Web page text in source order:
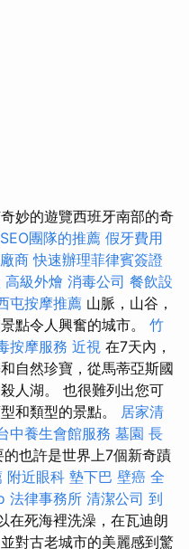
妙的遊覽西班牙南部的奇
團隊的推薦 假牙費用
商 快速辦理菲律賓簽證
高級外燴 消毒公司 餐飲設
屯按摩推薦 山脈，山谷，
點令人興奮的城市。 竹
按摩服務 近視 在7天內，
自然珍寶，從馬蒂亞斯國
人湖。 也很難列出您可
和類型的景點。 居家清
中養生會館服務 墓園 長
的也許是世界上7個新奇蹟
附近眼科 墊下巴 壁癌 全
法律事務所 清潔公司 到
在死海裡洗澡，在瓦迪朗
對古老城市的美麗感到驚